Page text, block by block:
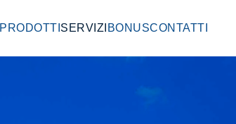
PRODOTTI SERVIZI BONUSCONTATTI